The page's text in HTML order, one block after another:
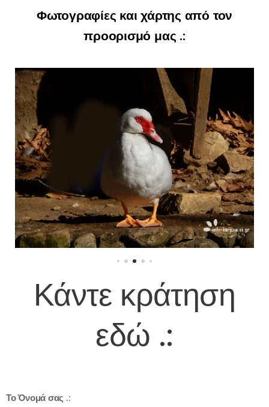
Φωτογραφίες και χάρτης από τον
προορισμό μας .:
Κάντε κράτηση
εδώ .:
Το Όνομά σας .: